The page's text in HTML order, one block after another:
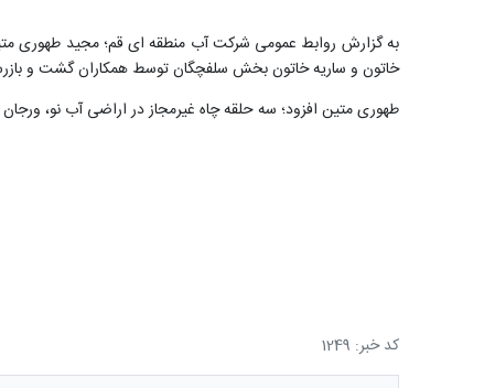
خاتون و ساریه خاتون بخش سلفچگان توسط همکاران گشت و
طهوری متین افزود؛ سه حلقه چاه غیرمجاز در اراضی آب نو،
کد خبر: 1249